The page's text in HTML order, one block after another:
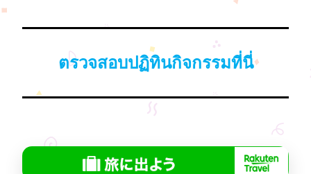
ตรวจสอบปฏิทินกิจกรรมที่นี่